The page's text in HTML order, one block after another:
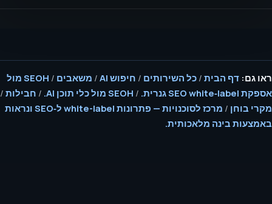
ראו גם: דף הבית / כל השירותים / חיפוש AI / משאבים /
SEOH מול
אספקת SEO white‑label גנרית.
/ SEOH מול כלי תוכן AI. / חבילות /
מקרי בוחן /
מרכז לסוכנויות — פתרונות white-label ל‑SEO ונראות
באמצעות בינה מלאכותית.